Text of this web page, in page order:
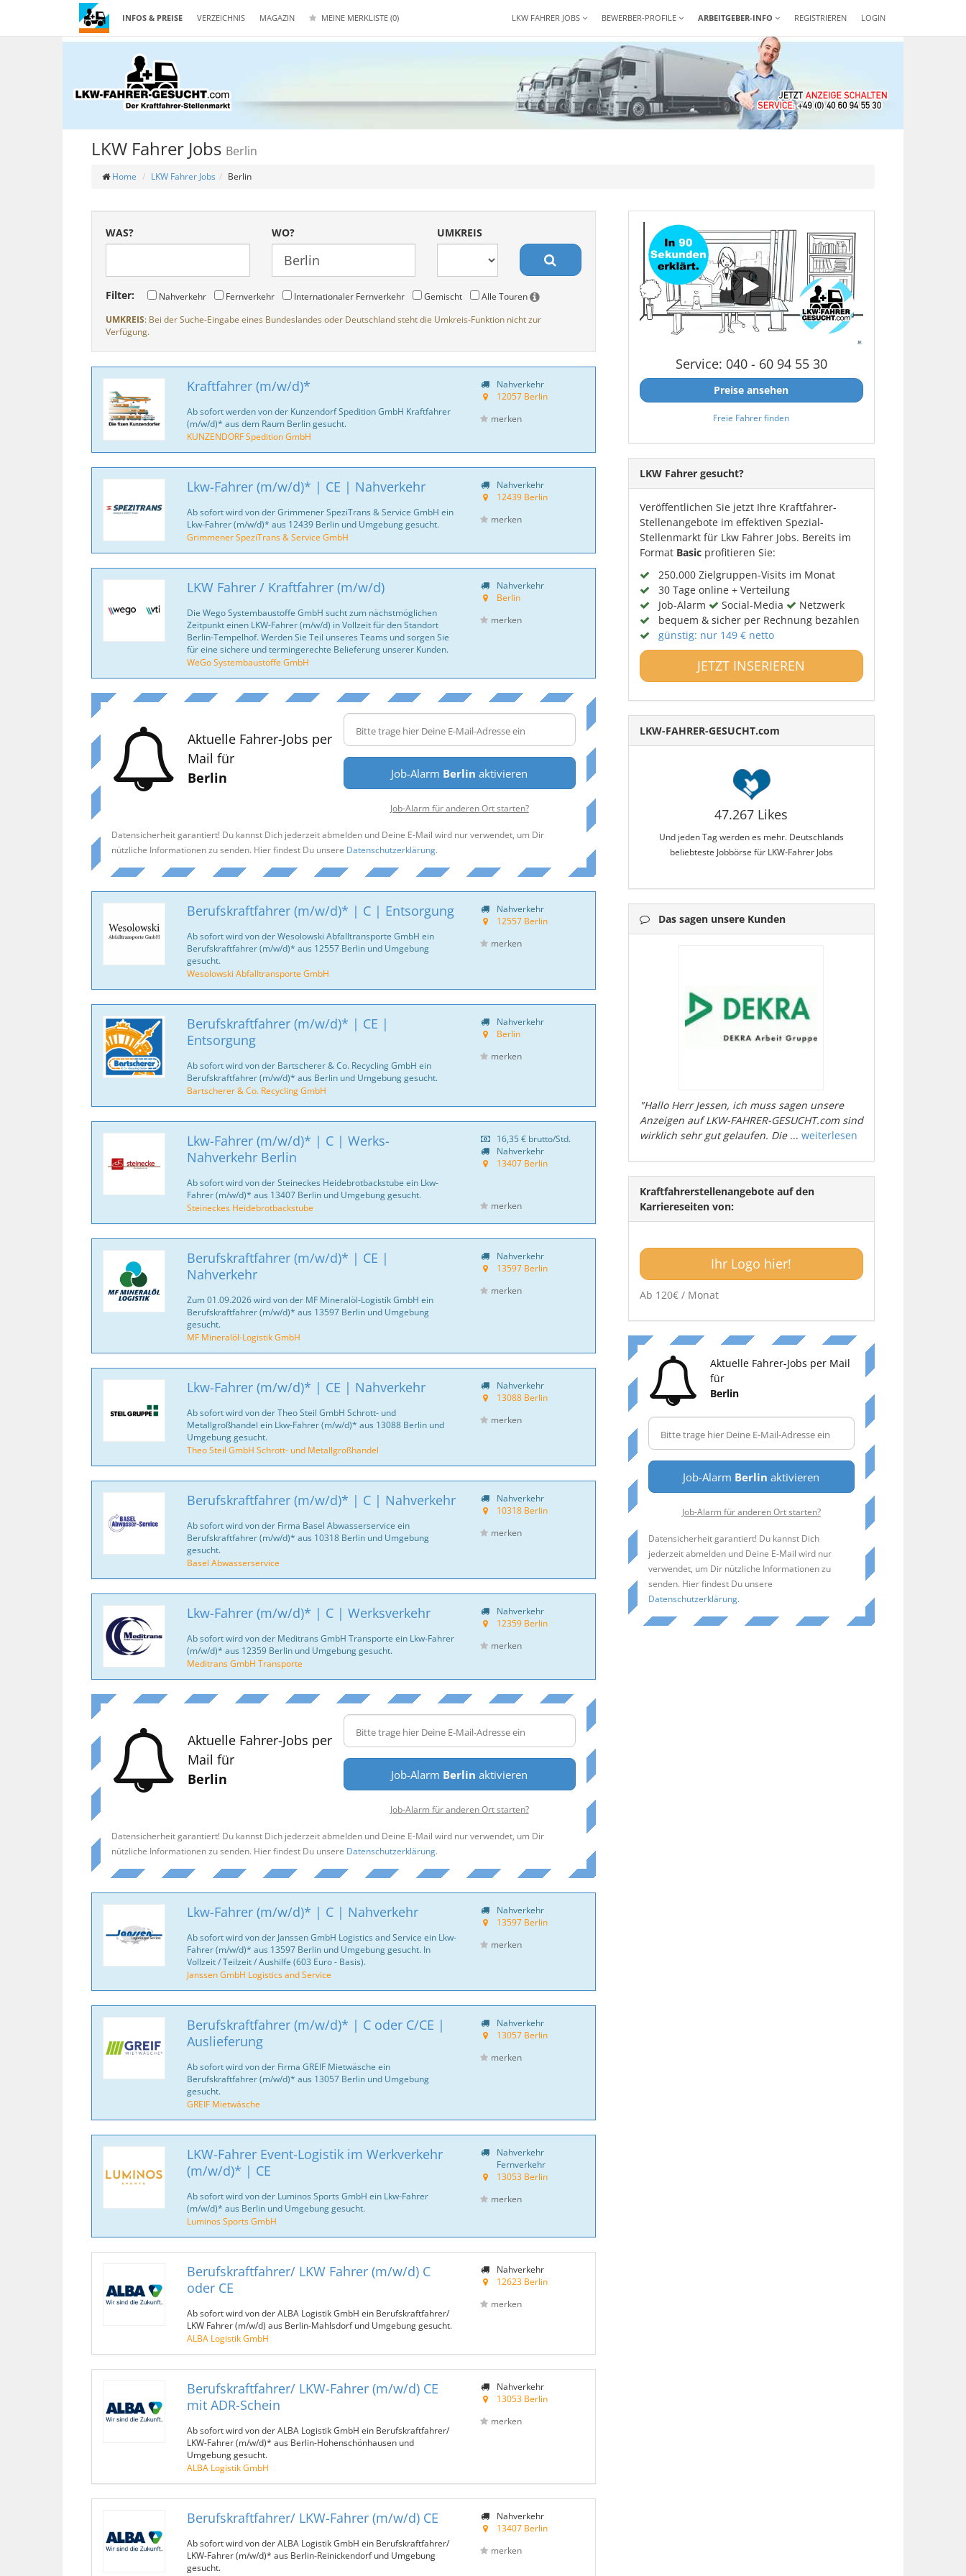
INFOS & PREISE VERZEICHNIS MAGAZIN MEINE MERKLISTE (0) REGISTRIEREN LOGIN
LKW FAHRER JOBS BEWERBER-PROFILE ARBEITGEBER-INFO
LKW Fahrer Jobs Berlin
Home LKW Fahrer Jobs Berlin
WAS? WO? UMKREIS
Filter: Nahverkehr Fernverkehr Internationaler Fernverkehr Gemischt
Alle Touren
UMKREIS: Bei der Suche-Eingabe eines Bundeslandes oder Deutschland steht die Umkreis-Funktion nicht zur
Verfügung.
Kraftfahrer (m/w/d)*
Ab sofort werden von der Kunzendorf Spedition GmbH Kraftfahrer
(m/w/d)* aus dem Raum Berlin gesucht.
KUNZENDORF Spedition GmbH
Nahverkehr
12057 Berlin
merken
Lkw-Fahrer (m/w/d)* | CE | Nahverkehr
Ab sofort wird von der Grimmener SpeziTrans & Service GmbH ein
Lkw-Fahrer (m/w/d)* aus 12439 Berlin und Umgebung gesucht.
Grimmener SpeziTrans & Service GmbH
Nahverkehr
12439 Berlin
merken
LKW Fahrer / Kraftfahrer (m/w/d)
Die Wego Systembaustoffe GmbH sucht zum nächstmöglichen
Zeitpunkt einen LKW-Fahrer (m/w/d) in Vollzeit für den Standort
Berlin-Tempelhof. Werden Sie Teil unseres Teams und sorgen Sie
für eine sichere und termingerechte Belieferung unserer Kunden.
WeGo Systembaustoffe GmbH
Nahverkehr
Berlin
merken
Aktuelle Fahrer-Jobs per
Mail für
Berlin
Job-Alarm Berlin aktivieren
Job-Alarm für anderen Ort starten?
Datensicherheit garantiert! Du kannst Dich jederzeit abmelden und Deine E-Mail wird nur verwendet, um Dir
nützliche Informationen zu senden. Hier findest Du unsere Datenschutzerklärung.
Berufskraftfahrer (m/w/d)* | C | Entsorgung
Ab sofort wird von der Wesolowski Abfalltransporte GmbH ein
Berufskraftfahrer (m/w/d)* aus 12557 Berlin und Umgebung
gesucht.
Wesolowski Abfalltransporte GmbH
Nahverkehr
12557 Berlin
merken
Berufskraftfahrer (m/w/d)* | CE |
Entsorgung
Ab sofort wird von der Bartscherer & Co. Recycling GmbH ein
Berufskraftfahrer (m/w/d)* aus Berlin und Umgebung gesucht.
Bartscherer & Co. Recycling GmbH
Nahverkehr
Berlin
merken
Lkw-Fahrer (m/w/d)* | C | Werks-
Nahverkehr Berlin
Ab sofort wird von der Steineckes Heidebrotbackstube ein Lkw-
Fahrer (m/w/d)* aus 13407 Berlin und Umgebung gesucht.
Steineckes Heidebrotbackstube
16,35 €brutto/Std.
Nahverkehr
13407 Berlin
merken
Berufskraftfahrer (m/w/d)* | CE |
Nahverkehr
Zum 01.09.2026 wird von der MF Mineralöl-Logistik GmbH ein
Berufskraftfahrer (m/w/d)* aus 13597 Berlin und Umgebung
gesucht.
MF Mineralöl-Logistik GmbH
Nahverkehr
13597 Berlin
merken
Lkw-Fahrer (m/w/d)* | CE | Nahverkehr
Ab sofort wird von der Theo Steil GmbH Schrott- und
Metallgroßhandel ein Lkw-Fahrer (m/w/d)* aus 13088 Berlin und
Umgebung gesucht.
Theo Steil GmbH Schrott- und Metallgroßhandel
Nahverkehr
13088 Berlin
merken
Berufskraftfahrer (m/w/d)* | C | Nahverkehr
Ab sofort wird von der Firma Basel Abwasserservice ein
Berufskraftfahrer (m/w/d)* aus 10318 Berlin und Umgebung
gesucht.
Basel Abwasserservice
Nahverkehr
10318 Berlin
merken
Lkw-Fahrer (m/w/d)* | C | Werksverkehr
Ab sofort wird von der Meditrans GmbH Transporte ein Lkw-Fahrer
(m/w/d)* aus 12359 Berlin und Umgebung gesucht.
Meditrans GmbH Transporte
Nahverkehr
12359 Berlin
merken
Aktuelle Fahrer-Jobs per
Mail für
Berlin
Job-Alarm Berlin aktivieren
Job-Alarm für anderen Ort starten?
Datensicherheit garantiert! Du kannst Dich jederzeit abmelden und Deine E-Mail wird nur verwendet, um Dir
nützliche Informationen zu senden. Hier findest Du unsere Datenschutzerklärung.
Lkw-Fahrer (m/w/d)* | C | Nahverkehr
Ab sofort wird von der Janssen GmbH Logistics and Service ein Lkw-
Fahrer (m/w/d)* aus 13597 Berlin und Umgebung gesucht. In
Vollzeit / Teilzeit / Aushilfe (603 Euro - Basis).
Janssen GmbH Logistics and Service
Nahverkehr
13597 Berlin
merken
Berufskraftfahrer (m/w/d)* | C oder C/CE |
Auslieferung
Ab sofort wird von der Firma GREIF Mietwäsche ein
Berufskraftfahrer (m/w/d)* aus 13057 Berlin und Umgebung
gesucht.
GREIF Mietwäsche
Nahverkehr
13057 Berlin
merken
LKW-Fahrer Event-Logistik im Werkverkehr
(m/w/d)* | CE
Ab sofort wird von der Luminos Sports GmbH ein Lkw-Fahrer
(m/w/d)* aus Berlin und Umgebung gesucht.
Luminos Sports GmbH
Nahverkehr
Fernverkehr
13053 Berlin
merken
Berufskraftfahrer/ LKW Fahrer (m/w/d) C
oder CE
Ab sofort wird von der ALBA Logistik GmbH ein Berufskraftfahrer/
LKW Fahrer (m/w/d) aus Berlin-Mahlsdorf und Umgebung gesucht.
ALBA Logistik GmbH
Nahverkehr
12623 Berlin
merken
Berufskraftfahrer/ LKW-Fahrer (m/w/d) CE
mit ADR-Schein
Ab sofort wird von der ALBA Logistik GmbH ein Berufskraftfahrer/
LKW-Fahrer (m/w/d)* aus Berlin-Hohenschönhausen und
Umgebung gesucht.
ALBA Logistik GmbH
Nahverkehr
13053 Berlin
merken
Berufskraftfahrer/ LKW-Fahrer (m/w/d) CE
Ab sofort wird von der ALBA Logistik GmbH ein Berufskraftfahrer/
LKW-Fahrer (m/w/d)* aus Berlin-Reinickendorf und Umgebung
gesucht.
Nahverkehr
13407 Berlin
merken
Service: 040 - 60 94 55 30
Preise ansehen
Freie Fahrer finden
LKW Fahrer gesucht?
Veröffentlichen Sie jetzt Ihre Kraftfahrer-
Stellenangebote im effektiven Spezial-
Stellenmarkt für Lkw Fahrer Jobs. Bereits im
Format Basicprofitieren Sie:
250.000 Zielgruppen-Visits im Monat
30 Tage online + Verteilung
Job-Alarm
Social-Media
Netzwerk
bequem & sicher per Rechnung bezahlen
günstig: nur 149 € netto
JETZT INSERIEREN
LKW-FAHRER-GESUCHT.com
47.267 Likes
Und jeden Tag werden es mehr. Deutschlands
beliebteste Jobbörse für LKW-Fahrer Jobs
Das sagen unsere Kunden
"Hallo Herr Jessen, ich muss sagen unsere
Anzeigen auf LKW-FAHRER-GESUCHT.com sind
wirklich sehr gut gelaufen. Die... weiterlesen
Kraftfahrerstellenangebote auf den
Karriereseiten von:
Ihr Logo hier!
Ab 120€ / Monat
Aktuelle Fahrer-Jobs per Mail
für
Berlin
Job-Alarm Berlin aktivieren
Job-Alarm für anderen Ort starten?
Datensicherheit garantiert! Du kannst Dich
jederzeit abmelden und Deine E-Mail wird nur
verwendet, um Dir nützliche Informationen zu
senden. Hier findest Du unsere
Datenschutzerklärung.